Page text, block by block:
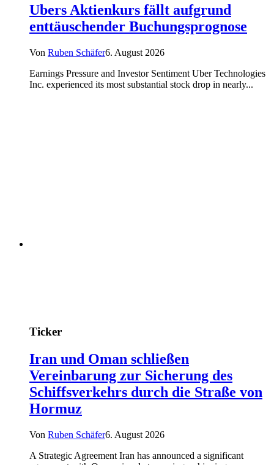
Ubers Aktienkurs fällt aufgrund
enttäuschender Buchungsprognose
Von Ruben Schäfer6. August 2026
Earnings Pressure and Investor Sentiment Uber Technologies
Inc. experienced its most substantial stock drop in nearly...
Ticker
Iran und Oman schließen
Vereinbarung zur Sicherung des
Schiffsverkehrs durch die Straße von
Hormuz
Von Ruben Schäfer6. August 2026
A Strategic Agreement Iran has announced a significant